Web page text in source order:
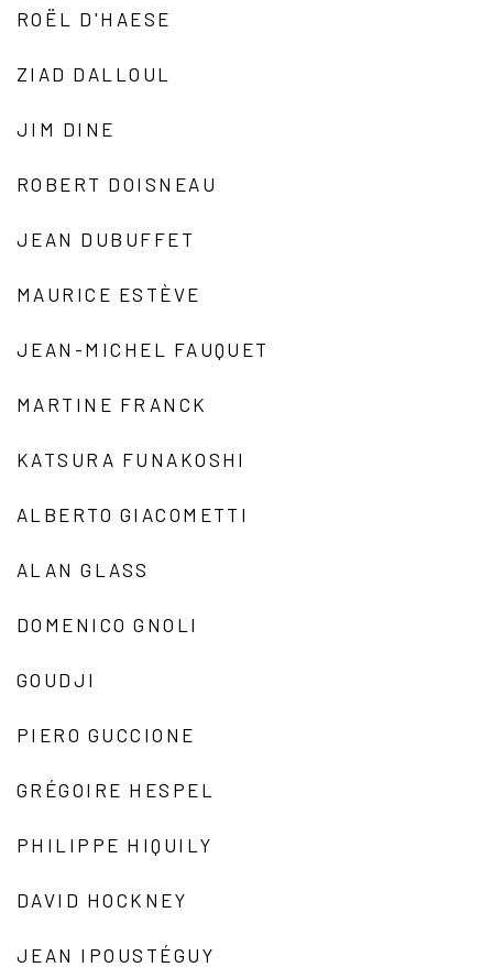
ROËL D'HAESE
ZIAD DALLOUL
JIM DINE
ROBERT DOISNEAU
JEAN DUBUFFET
MAURICE ESTÈVE
JEAN-MICHEL FAUQUET
MARTINE FRANCK
KATSURA FUNAKOSHI
ALBERTO GIACOMETTI
ALAN GLASS
DOMENICO GNOLI
GOUDJI
PIERO GUCCIONE
GRÉGOIRE HESPEL
PHILIPPE HIQUILY
DAVID HOCKNEY
JEAN IPOUSTÉGUY